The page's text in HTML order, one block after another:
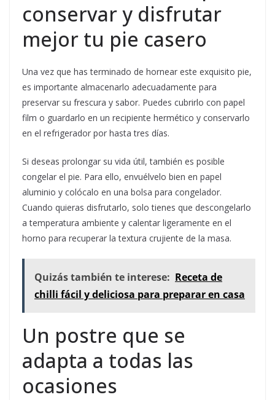
conservar y disfrutar
mejor tu pie casero
Una vez que has terminado de hornear este exquisito pie,
es importante almacenarlo adecuadamente para
preservar su frescura y sabor. Puedes cubrirlo con papel
film o guardarlo en un recipiente hermético y conservarlo
en el refrigerador por hasta tres días.
Si deseas prolongar su vida útil, también es posible
congelar el pie. Para ello, envuélvelo bien en papel
aluminio y colócalo en una bolsa para congelador.
Cuando quieras disfrutarlo, solo tienes que descongelarlo
a temperatura ambiente y calentar ligeramente en el
horno para recuperar la textura crujiente de la masa.
Quizás también te interese: Receta de
chilli fácil y deliciosa para preparar en casa
Un postre que se
adapta a todas las
ocasiones